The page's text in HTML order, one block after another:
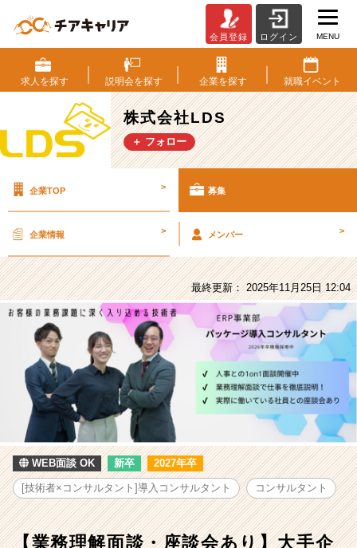
式
会
社
LDS
の
採
-
理
談・
座
談
会
り】
大
手
企
業
の
人
会員登録 ログイン MENU
求人を探す 説明会を探す 企業を探す 就職イベント
株式会社LDS
＋ フォロー
企業TOP > 募集
企業情報 > メンバー >
最終更新： 2025年11月25日 12:04
WEB面談 OK 新卒 2027年卒
[技術者×コンサルタント]導入コンサルタント コンサルタント
【業務理解面談・座談会あり】大手企